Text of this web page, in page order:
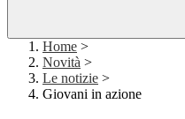
Home >
Novità >
Le notizie >
Giovani in azione